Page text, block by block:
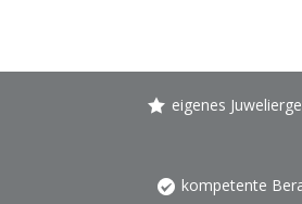
eigenes
kompetente